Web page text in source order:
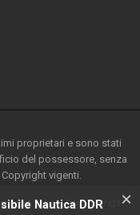
Nautica DDR ×
proprietari e sono stati
del possessore, senza
vigenti.
- Italy-P.ta IVA / C.F.